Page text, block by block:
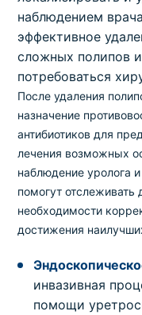
наблюдением
эффективное
сложных полипов
потребоваться
После удаления
назначение
антибиотиков для
лечения возможных
наблюдение уролога
помогут отслеживать
необходимости
достижения
инвазивная
помощи